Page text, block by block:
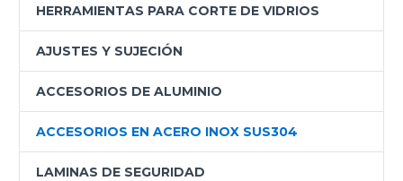
HERRAMIENTAS PARA CORTE DE VIDRIOS
AJUSTES Y SUJECIÓN
ACCESORIOS DE ALUMINIO
ACCESORIOS EN ACERO INOX SUS304
LAMINAS DE SEGURIDAD